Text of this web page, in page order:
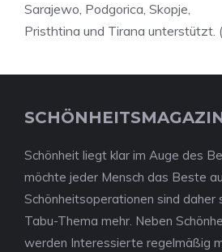
Sarajewo, Podgorica, Skopje,
Pristhtina und Tirana unterstützt.
Schönheit liegt klar im Auge des
möchte jeder Mensch das Beste
Schönheitsoperationen sind daher
Tabu-Thema mehr. Neben
werden Interessierte regelmäßig